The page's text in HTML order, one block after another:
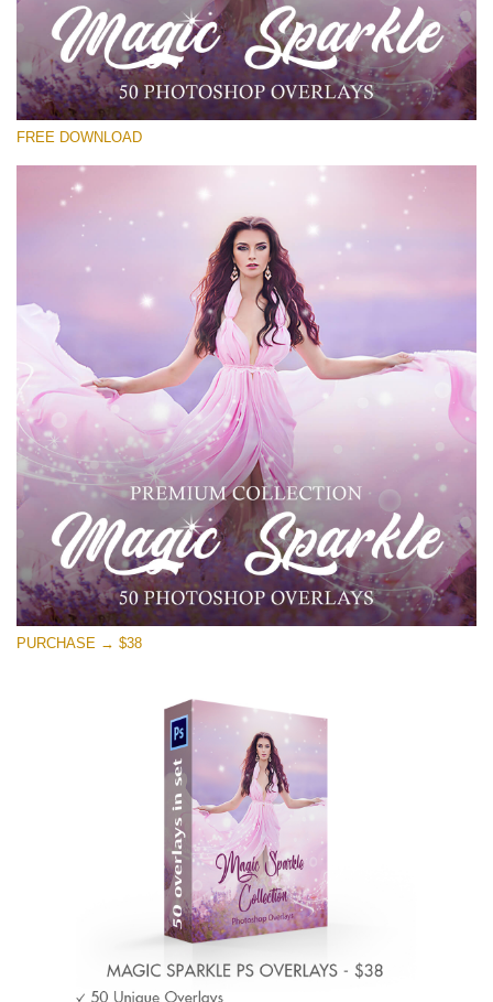
Small 800*533px
Magic Sparkle
(216 Overlays)
Luxury Wedding
(373 Overlays)
Large 6000*4000px
Entire Collection
(1783 Overlays)
Large 6000*4000px
無料ダウンロード
FREE DOWNLOAD
PURCHASE → $38